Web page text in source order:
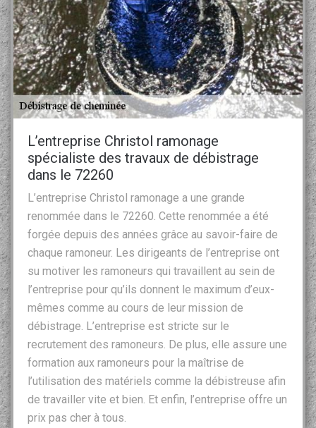
L’entreprise Christol ramonage
spécialiste des travaux de débistrage
dans le 72260
L’entreprise Christol ramonage a une grande
renommée dans le 72260. Cette renommée a été
forgée depuis des années grâce au savoir-faire de
chaque ramoneur. Les dirigeants de l’entreprise ont
su motiver les ramoneurs qui travaillent au sein de
l’entreprise pour qu’ils donnent le maximum d’eux-
mêmes comme au cours de leur mission de
débistrage. L’entreprise est stricte sur le
recrutement des ramoneurs. De plus, elle assure une
formation aux ramoneurs pour la maîtrise de
l’utilisation des matériels comme la débistreuse afin
de travailler vite et bien. Et enfin, l’entreprise offre un
prix pas cher à tous.